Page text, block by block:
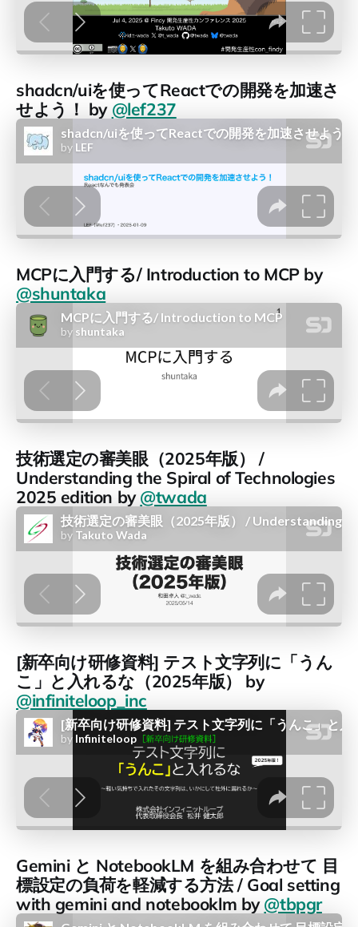
shadcn/uiを使ってReactでの開発を加速さ
せよう！ by @lef237
MCPに入門する/ Introduction to MCP by
@shuntaka
技術選定の審美眼（2025年版） /
Understanding the Spiral of Technologies
2025 edition by@twada
[新卒向け研修資料] テスト文字列に「うん
こ」と入れるな（2025年版） by
@infiniteloop_inc
Gemini と NotebookLM を組み合わせて 目
標設定の負荷を軽減する方法 / Goal setting
with gemini and notebooklm by@tbpgr